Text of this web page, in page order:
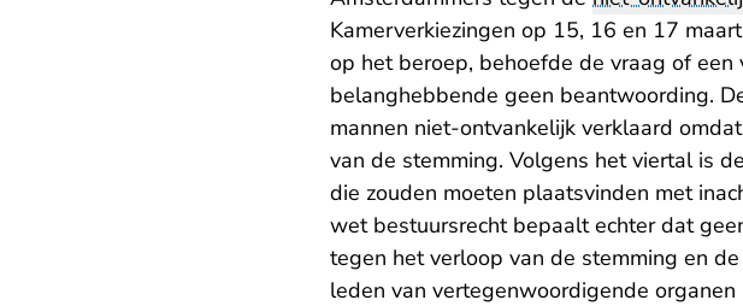
Kamerverkiezingen op 15, 16 en 17
op het beroep, behoefde de vraag of
belanghebbende geen beantwoording.
mannen niet-ontvankelijk verklaard
van de stemming. Volgens het viertal is
die zouden moeten plaatsvinden met
wet bestuursrecht bepaalt echter dat
tegen het verloop van de stemming en
leden van vertegenwoordigende